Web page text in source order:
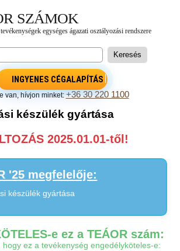
INGYENES CÉGALAPÍTÁS
van, hívjon minket:+36 30 220 1100
készülék gyártása
2025.01.01-től!
'25 megfelelője:
készülék gyártása
e ez a TEÁOR szám:
hogy ez a tevékenység engedélyköteles-e: